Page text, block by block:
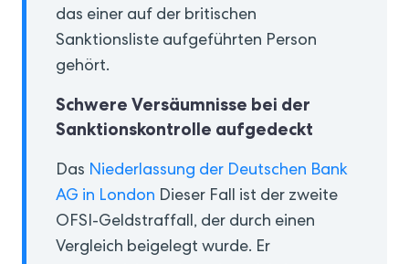
das einer auf der britischen
Sanktionsliste aufgeführten Person
gehört.
Schwere Versäumnisse bei der
Sanktionskontrolle aufgedeckt
Das Niederlassung der Deutschen Bank
AG in London Dieser Fall ist der zweite
OFSI-Geldstraffall, der durch einen
Vergleich beigelegt wurde. Er